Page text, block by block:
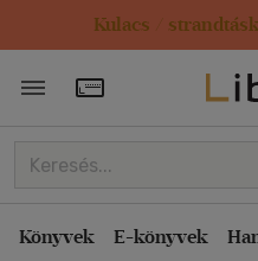
Kulacs /
Törzsvásárlói
Könyvek E-könyvek